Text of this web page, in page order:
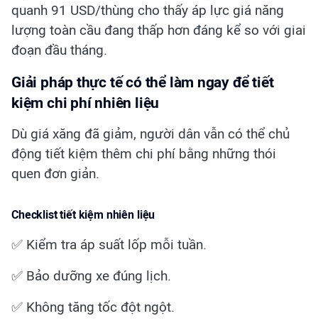
quanh 91 USD/thùng cho thấy áp lực giá năng
lượng toàn cầu đang thấp hơn đáng kể so với giai
đoạn đầu tháng.
Giải pháp thực tế có thể làm ngay để tiết
kiệm chi phí nhiên liệu
Dù giá xăng đã giảm, người dân vẫn có thể chủ
động tiết kiệm thêm chi phí bằng những thói
quen đơn giản.
Checklist tiết kiệm nhiên liệu
✅ Kiểm tra áp suất lốp mỗi tuần.
✅ Bảo dưỡng xe đúng lịch.
✅ Không tăng tốc đột ngột.